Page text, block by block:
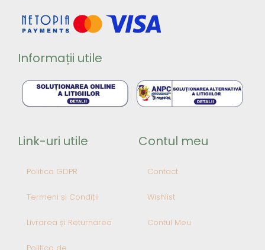
Informații utile
Link-uri utile
Politica GDPR
Termeni și Condiții
Livrarea și Returnarea
Politica de
Contul meu
Contact
Wishlist
Contul Meu